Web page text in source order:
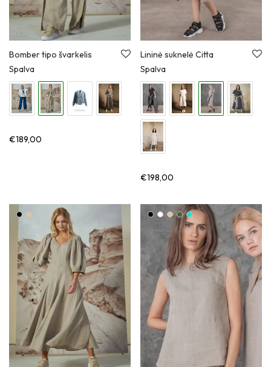
Bomber tipo švarkelis
Spalva
€189,00
Lininė suknelė Citta
Spalva
€198,00